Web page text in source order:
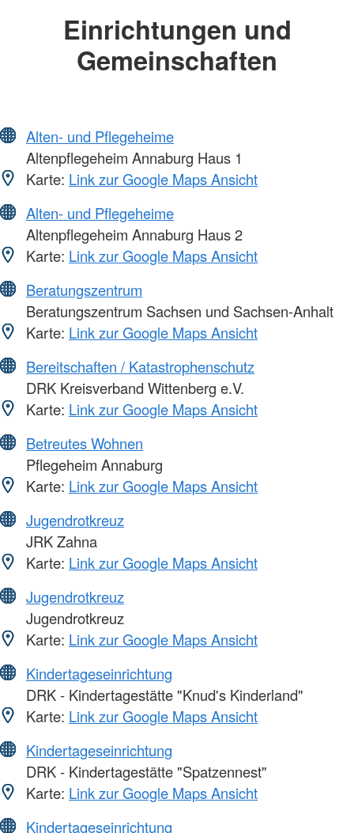
Einrichtungen und
Gemeinschaften
Alten- und Pflegeheime
Altenpflegeheim Annaburg Haus 1
Karte: Link zur Google Maps Ansicht
Alten- und Pflegeheime
Altenpflegeheim Annaburg Haus 2
Karte: Link zur Google Maps Ansicht
Beratungszentrum
Beratungszentrum Sachsen und Sachsen-Anhalt
Karte: Link zur Google Maps Ansicht
Bereitschaften / Katastrophenschutz
DRK Kreisverband Wittenberg e.V.
Karte: Link zur Google Maps Ansicht
Betreutes Wohnen
Pflegeheim Annaburg
Karte: Link zur Google Maps Ansicht
Jugendrotkreuz
JRK Zahna
Karte: Link zur Google Maps Ansicht
Jugendrotkreuz
Jugendrotkreuz
Karte: Link zur Google Maps Ansicht
Kindertageseinrichtung
DRK - Kindertagestätte "Knud's Kinderland"
Karte: Link zur Google Maps Ansicht
Kindertageseinrichtung
DRK - Kindertagestätte "Spatzennest"
Karte: Link zur Google Maps Ansicht
Kindertageseinrichtung